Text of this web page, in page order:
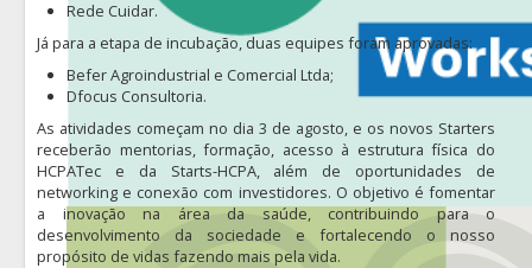
Rede Cuidar.
Já para a etapa de incubação, duas equipes foram aprovadas:
Befer Agroindustrial e Comercial Ltda;
Dfocus Consultoria.
As atividades começam no dia 3 de agosto, e os novos Starters
receberão mentorias, formação, acesso à estrutura física do
HCPATec e da Starts-HCPA, além de oportunidades de
networking e conexão com investidores. O objetivo é fomentar
a inovação na área da saúde, contribuindo para o
desenvolvimento da sociedade e fortalecendo o nosso
propósito de vidas fazendo mais pela vida.